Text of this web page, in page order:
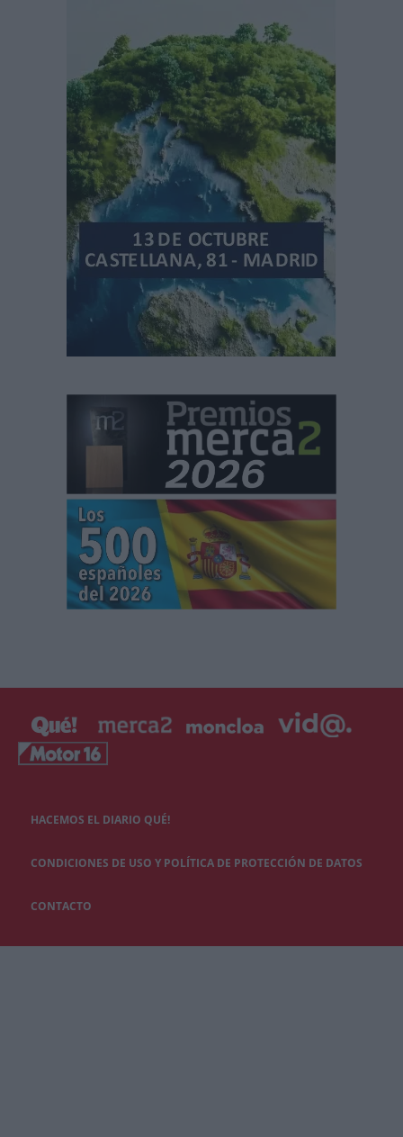
HACEMOS EL DIARIO QUÉ!
CONDICIONES DE USO Y POLÍTICA DE PROTECCIÓN DE DATOS
CONTACTO